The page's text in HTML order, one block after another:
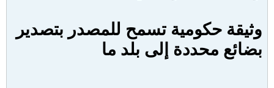
وثيقة حكومية تسمح للمصدر بتصدير
بضائع محددة إلى بلد ما